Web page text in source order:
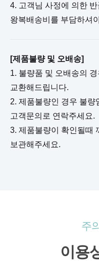
4. 고객님 사정에 의한
왕복배송비를 부담하셔
[제품불량 및 오배송]
1. 불량품 및 오배송의
교환해드립니다.
2. 제품불량인 경우 불량
고객문의로 연락주세요.
3. 제품불량이 확인될때
보관해주세요.
주
이용